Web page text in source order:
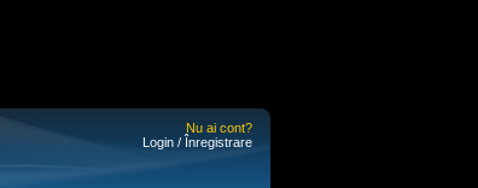
Nu ai cont?
Login / Înregistrare